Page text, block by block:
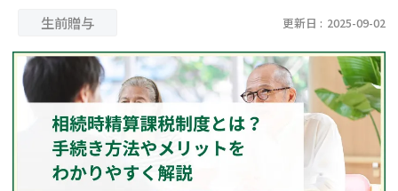
相談内容で探す
遺言書作成・遺言執行
相続登記
費用相場
コラム
生前贈与 更新日 : 2025-09-02